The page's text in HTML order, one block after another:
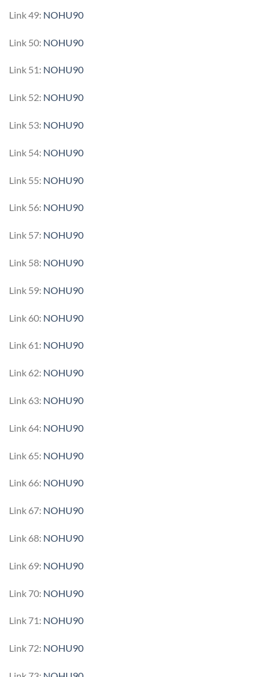
Link 49: NOHU90
Link 50: NOHU90
Link 51: NOHU90
Link 52: NOHU90
Link 53: NOHU90
Link 54: NOHU90
Link 55: NOHU90
Link 56: NOHU90
Link 57: NOHU90
Link 58: NOHU90
Link 59: NOHU90
Link 60: NOHU90
Link 61: NOHU90
Link 62: NOHU90
Link 63: NOHU90
Link 64: NOHU90
Link 65: NOHU90
Link 66: NOHU90
Link 67: NOHU90
Link 68: NOHU90
Link 69: NOHU90
Link 70: NOHU90
Link 71: NOHU90
Link 72: NOHU90